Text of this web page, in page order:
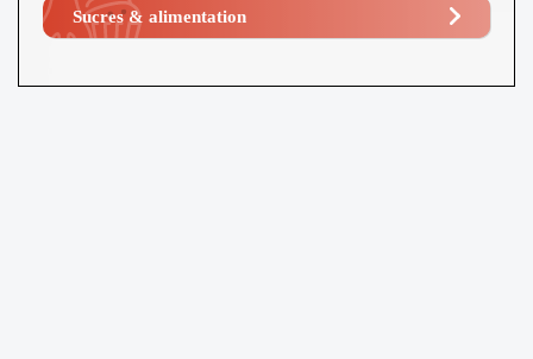
Sucres & alimentation​